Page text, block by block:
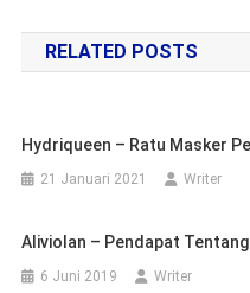
pos
RELATED POSTS
Hydriqueen – Ratu Masker
21 Januari 2021 Writer
Aliviolan – Pendapat
6 Juni 2019 Writer